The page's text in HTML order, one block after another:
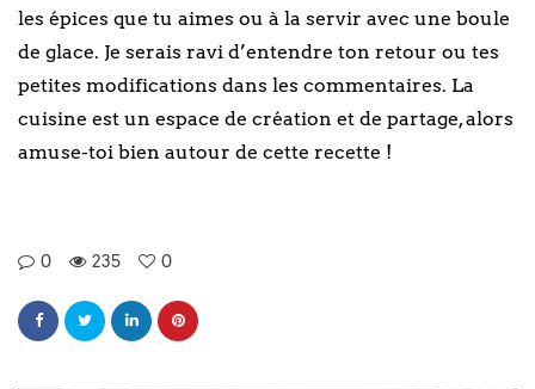
les épices que tu aimes ou à la servir avec une boule
de glace. Je serais ravi d’entendre ton retour ou tes
petites modifications dans les commentaires. La
cuisine est un espace de création et de partage, alors
amuse-toi bien autour de cette recette !
0 235 0